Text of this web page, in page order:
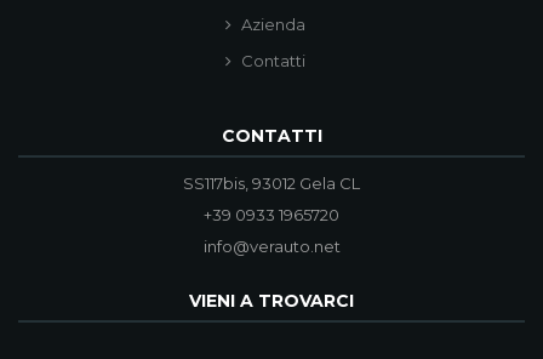
Azienda
Contatti
CONTATTI
SS117bis, 93012 Gela CL
+39 0933 1965720
info@verauto.net
VIENI A TROVARCI